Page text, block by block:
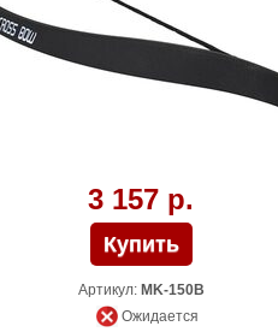
3 157 р.
Артикул: MK-150B
Ожидается